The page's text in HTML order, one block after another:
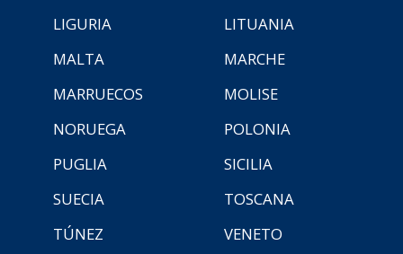
LIGURIA
LITUANIA
MALTA
MARCHE
MARRUECOS
MOLISE
NORUEGA
POLONIA
PUGLIA
SICILIA
SUECIA
TOSCANA
TÚNEZ
VENETO